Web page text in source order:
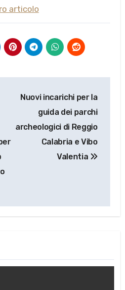
articolo
Nuovi incarichi per la
guida dei parchi
archeologici di Reggio
Calabria e Vibo
Valentia